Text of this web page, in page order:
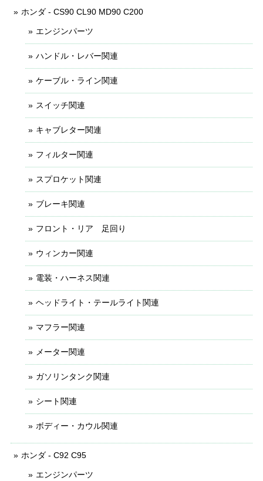
ホンダ - CS90 CL90 MD90 C200
エンジンパーツ
ハンドル・レバー関連
ケーブル・ライン関連
スイッチ関連
キャブレター関連
フィルター関連
スプロケット関連
ブレーキ関連
フロント・リア 足回り
ウィンカー関連
電装・ハーネス関連
ヘッドライト・テールライト関連
マフラー関連
メーター関連
ガソリンタンク関連
シート関連
ボディー・カウル関連
ホンダ - C92 C95
エンジンパーツ